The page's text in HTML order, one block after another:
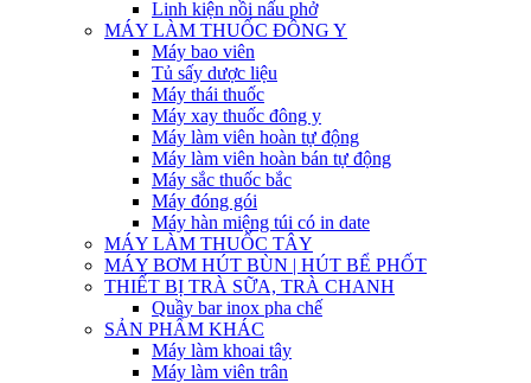
Linh kiện nồi nấu phở
MÁY LÀM THUỐC ĐÔNG Y
Máy bao viên
Tủ sấy dược liệu
Máy thái thuốc
Máy xay thuốc đông y
Máy làm viên hoàn tự động
Máy làm viên hoàn bán tự động
Máy sắc thuốc bắc
Máy đóng gói
Máy hàn miệng túi có in date
MÁY LÀM THUỐC TÂY
MÁY BƠM HÚT BÙN | HÚT BỂ PHỐT
THIẾT BỊ TRÀ SỮA, TRÀ CHANH
Quầy bar inox pha chế
SẢN PHẨM KHÁC
Máy làm khoai tây
Máy làm viên trân